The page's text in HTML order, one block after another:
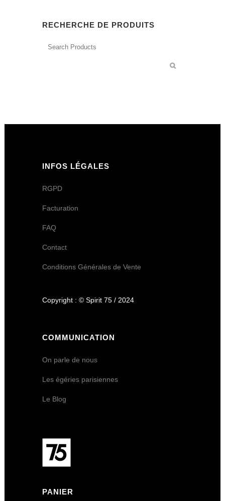
RECHERCHE DE PRODUITS
INFOS LÉGALES
RGPD
Facturation
FAQ
Contact
Conditions Générales de Vente
Copyright : © Spirit 75 / 2024
COMMUNICATION
On parle de nous
Les égéries parisiennes
Le Blog
PANIER